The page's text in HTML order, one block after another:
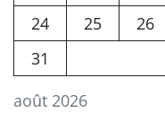
août 2026
24
25 26
31